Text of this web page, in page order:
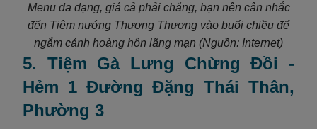
Menu đa dạng, giá cả phải chăng, bạn nên cân nhắc
đến Tiệm nướng Thương Thương vào buổi chiều để
ngắm cảnh hoàng hôn lãng mạn (Nguồn: Internet)
5. Tiệm Gà Lưng Chừng Đồi -
Hẻm 1 Đường Đặng Thái Thân,
Phường 3